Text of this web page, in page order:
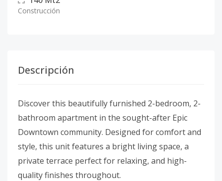
Construcción
Descripción
Discover this beautifully furnished 2-bedroom, 2-
bathroom apartment in the sought-after Epic
Downtown community. Designed for comfort and
style, this unit features a bright living space, a
private terrace perfect for relaxing, and high-
quality finishes throughout.